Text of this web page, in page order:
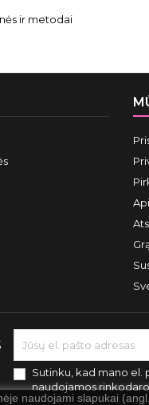
ir metodai
naudojami slapukai
Sutinku, kad mano el.
naudojamos